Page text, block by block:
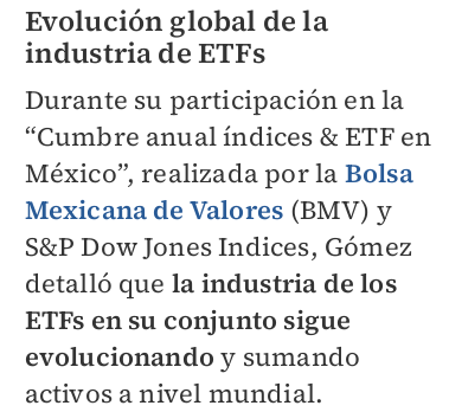
Evolución global de la
industria de ETFs
Durante su participación en la
“Cumbre anual índices & ETF en
México”, realizada por la Bolsa
Mexicana de Valores (BMV) y
S&P Dow Jones Indices, Gómez
detalló que la industria de los
ETFs en su conjunto sigue
evolucionando y sumando
activos a nivel mundial.